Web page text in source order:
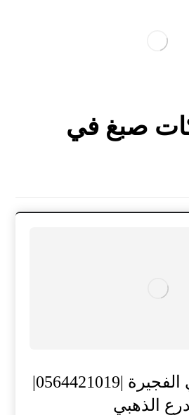
صبغ في
شركة صبغ في الفجيرة |0564421019|
الذهبي